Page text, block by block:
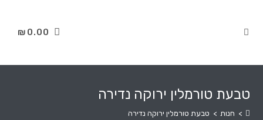
₪ 0.00
טבעת טורמלין ירוקה נדירה
> חנות > טבעת טורמלין ירוקה נדירה